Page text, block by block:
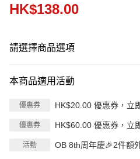
HK$138.00
請選擇商品選項
本商品適用活動
優惠券 HK$20.00 優惠券，立
優惠券 HK$60.00 優惠券，立
活動 OB 8th周年慶🎉2件額